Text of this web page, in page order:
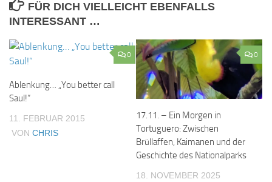
FÜR DICH VIELLEICHT EBENFALLS
INTERESSANT …
0
Ablenkung… „You better call
Saul!“
11. FEBRUAR 2015
VON CHRIS
0
17.11. – Ein Morgen in
Tortuguero: Zwischen
Brüllaffen, Kaimanen und der
Geschichte des Nationalparks
18. NOVEMBER 2025